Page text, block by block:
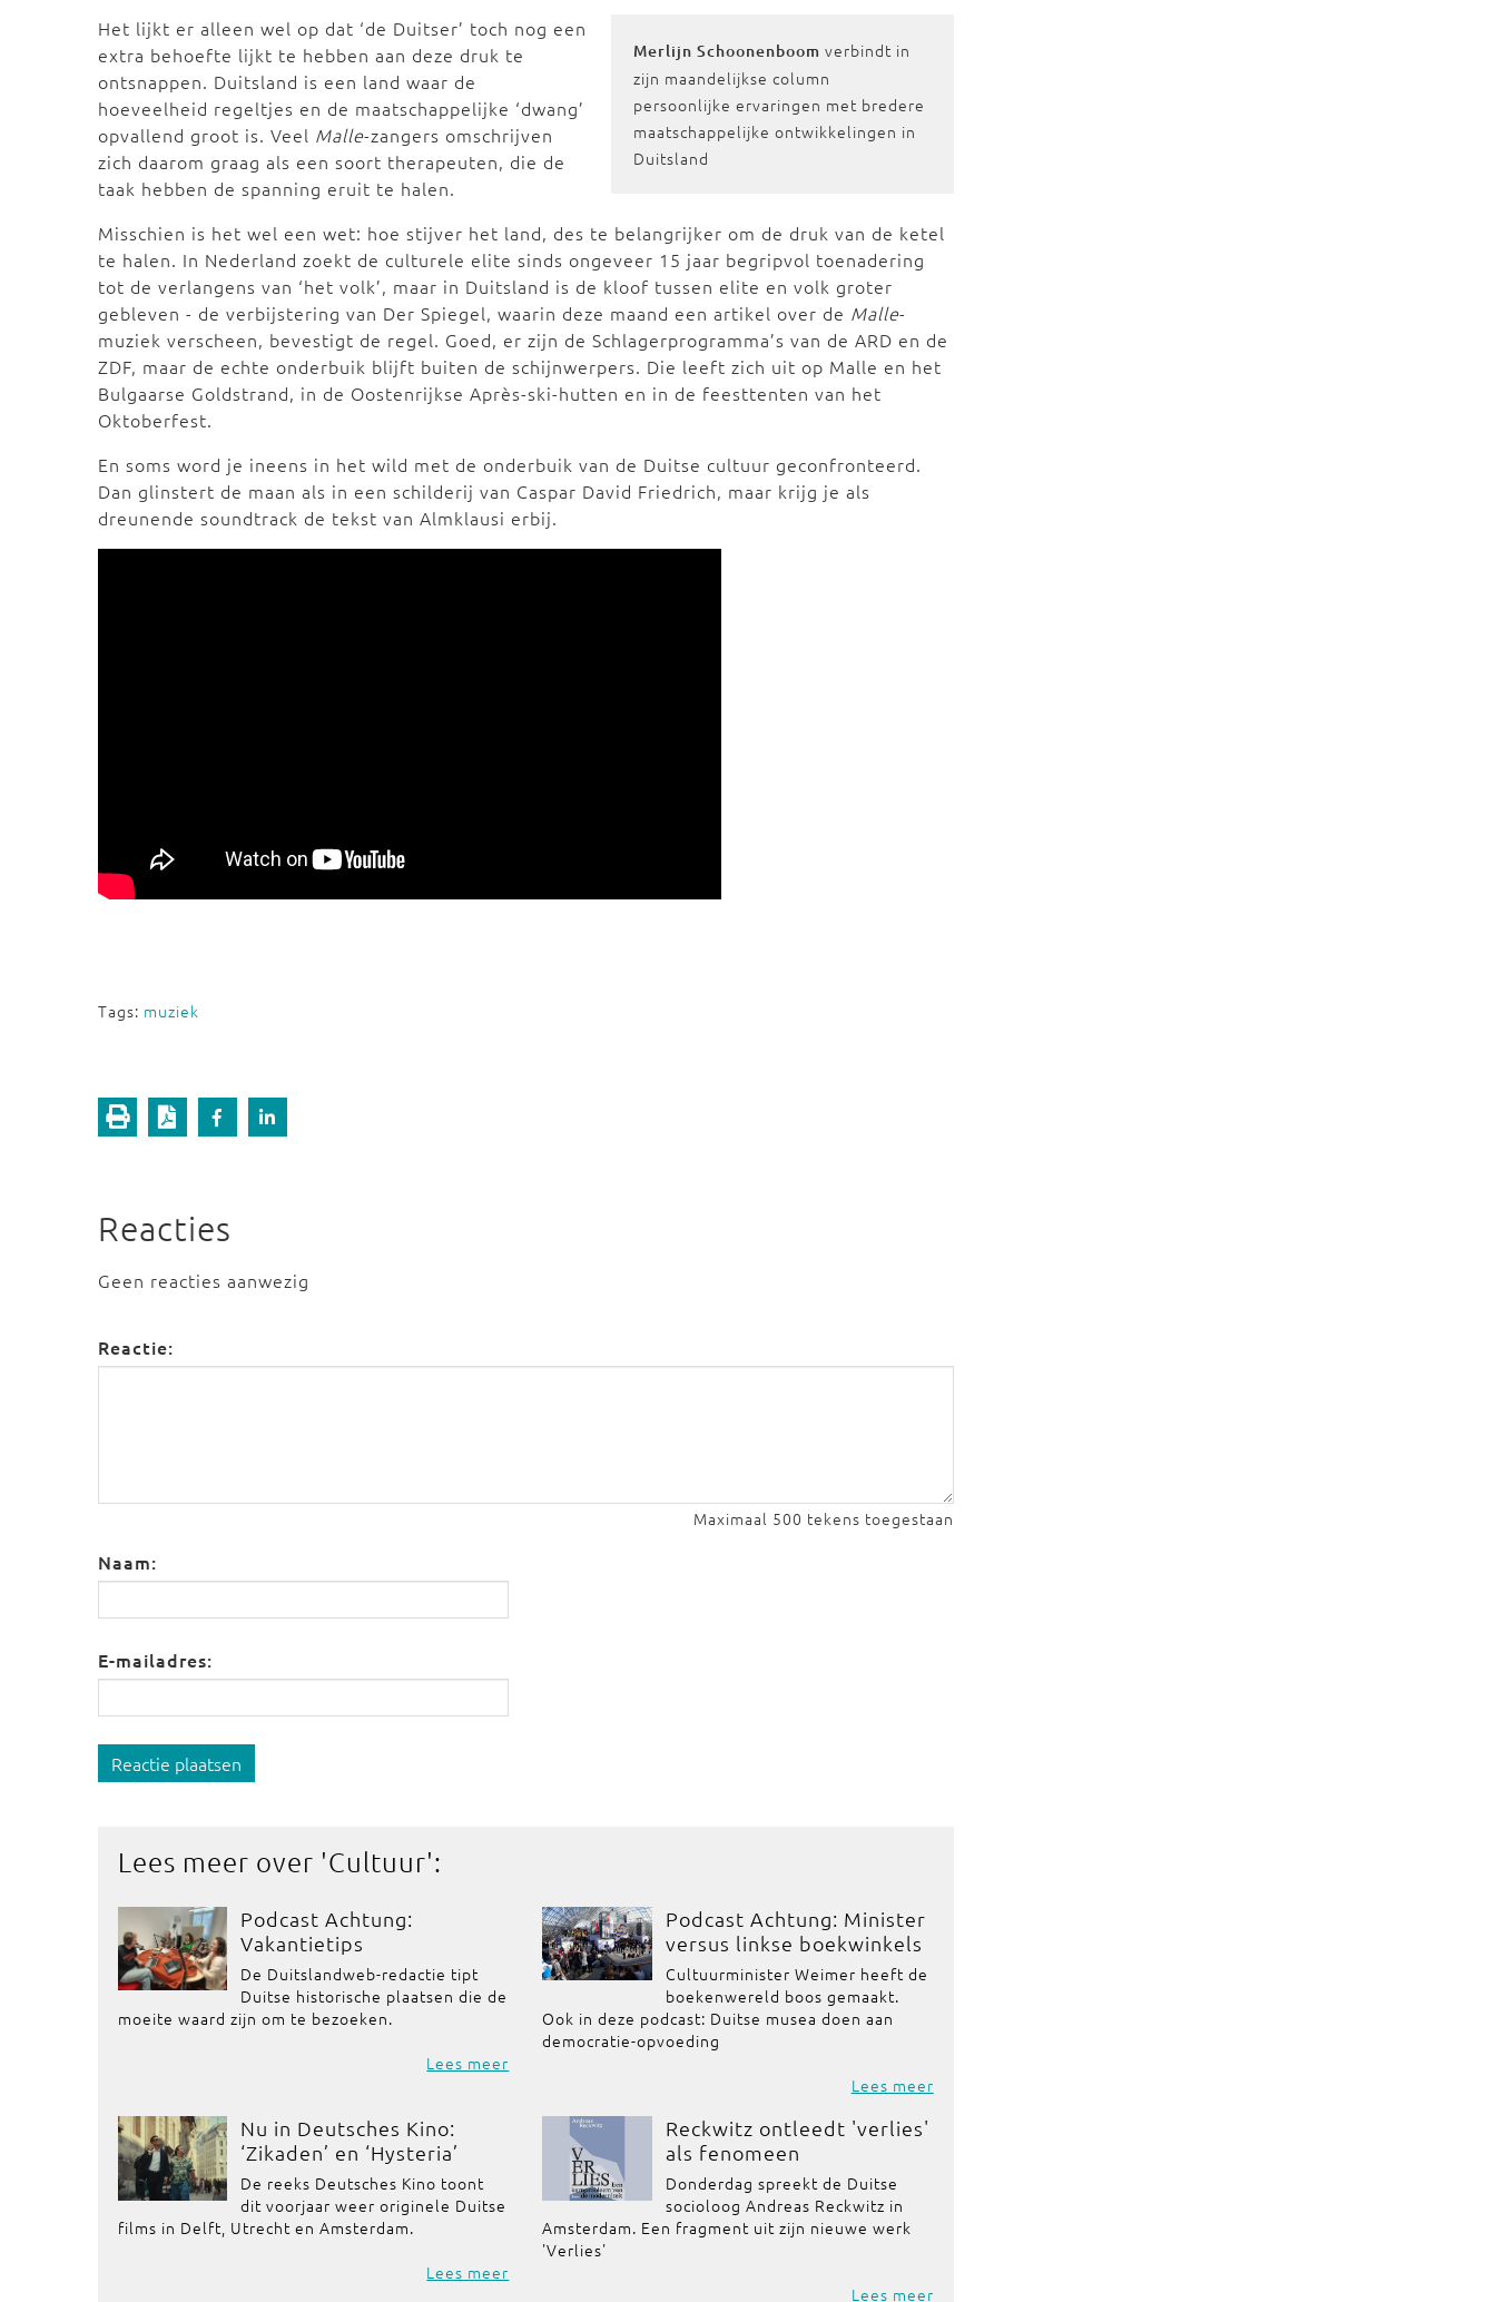
Merlijn Schoonenboom verbindt in
zijn maandelijkse column
persoonlijke ervaringen met bredere
maatschappelijke ontwikkelingen in
Duitsland
Het lijkt er alleen wel op dat ‘de Duitser’ toch nog een
extra behoefte lijkt te hebben aan deze druk te
ontsnappen. Duitsland is een land waar de
hoeveelheid regeltjes en de maatschappelijke ‘dwang’
opvallend groot is. Veel Malle-zangers omschrijven
zich daarom graag als een soort therapeuten, die de
taak hebben de spanning eruit te halen.
Misschien is het wel een wet: hoe stijver het land, des te belangrijker om de druk van de ketel
te halen. In Nederland zoekt de culturele elite sinds ongeveer 15 jaar begripvol toenadering
tot de verlangens van ‘het volk’, maar in Duitsland is de kloof tussen elite en volk groter
gebleven - de verbijstering van Der Spiegel, waarin deze maand een artikel over de Malle-
muziek verscheen, bevestigt de regel. Goed, er zijn de Schlagerprogramma’s van de ARD en de
ZDF, maar de echte onderbuik blijft buiten de schijnwerpers. Die leeft zich uit op Malle en het
Bulgaarse Goldstrand, in de Oostenrijkse Après-ski-hutten en in de feesttenten van het
Oktoberfest.
En soms word je ineens in het wild met de onderbuik van de Duitse cultuur geconfronteerd.
Dan glinstert de maan als in een schilderij van Caspar David Friedrich, maar krijg je als
dreunende soundtrack de tekst van Almklausi erbij.
Tags: muziek
Reacties
Geen reacties aanwezig
Reactie:
Maximaal 500 tekens toegestaan
Naam:
E-mailadres:
Reactie plaatsen
Lees meer over 'Cultuur':
Podcast Achtung:
Vakantietips
De Duitslandweb-redactie tipt
Duitse historische plaatsen die de
moeite waard zijn om te bezoeken.
Lees meer
Podcast Achtung: Minister
versus linkse boekwinkels
Cultuurminister Weimer heeft de
boekenwereld boos gemaakt.
Ook in deze podcast: Duitse musea doen aan
democratie-opvoeding
Lees meer
Nu in Deutsches Kino:
‘Zikaden’ en ‘Hysteria’
De reeks Deutsches Kino toont
dit voorjaar weer originele Duitse
films in Delft, Utrecht en Amsterdam.
Lees meer
Reckwitz ontleedt 'verlies'
als fenomeen
Donderdag spreekt de Duitse
socioloog Andreas Reckwitz in
Amsterdam. Een fragment uit zijn nieuwe werk
'Verlies'
Lees meer